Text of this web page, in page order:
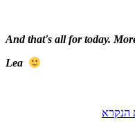
And that's all for today.
Lea
הנקרא